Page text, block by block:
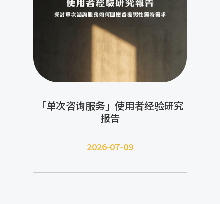
「单次咨询服务」使用者经验研究
报告
2026-07-09